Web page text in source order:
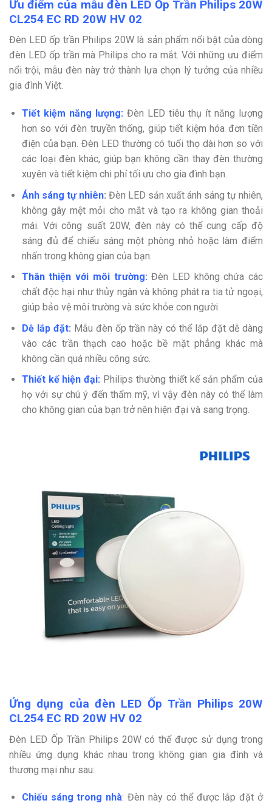
Ưu điểm của mẫu đèn LED Ốp Trần Philips 20W
CL254 EC RD 20W HV 02
Đèn LED ốp trần Philips 20W là sản phẩm nổi bật của dòng
đèn LED ốp trần mà Philips cho ra mắt. Với những ưu điểm
nổi trội, mẫu đèn này trở thành lựa chọn lý tưởng của nhiều
gia đình Việt.
Tiết kiệm năng lượng:Đèn LED tiêu thụ ít năng lượng
hơn so với đèn truyền thống, giúp tiết kiệm hóa đơn tiền
điện của bạn. Đèn LED thường có tuổi thọ dài hơn so với
các loại đèn khác, giúp bạn không cần thay đèn thường
xuyên và tiết kiệm chi phí tối ưu cho gia đình bạn.
Ánh sáng tự nhiên: Đèn LED sản xuất ánh sáng tự nhiên,
không gây mệt mỏi cho mắt và tạo ra không gian thoải
mái. Với công suất 20W, đèn này có thể cung cấp độ
sáng đủ để chiếu sáng một phòng nhỏ hoặc làm điểm
nhấn trong không gian của bạn.
Thân thiện với môi trường: Đèn LED không chứa các
chất độc hại như thủy ngân và không phát ra tia tử ngoại,
giúp bảo vệ môi trường và sức khỏe con người.
Dễ lắp đặt:Mẫu đèn ốp trần này có thể lắp đặt dễ dàng
vào các trần thạch cao hoặc bề mặt phẳng khác mà
không cần quá nhiều công sức.
Thiết kế hiện đại: Philips thường thiết kế sản phẩm của
họ với sự chú ý đến thẩm mỹ, vì vậy đèn này có thể làm
cho không gian của bạn trở nên hiện đại và sang trọng.
Ứng dụng của đèn LED Ốp Trần Philips 20W
CL254 EC RD 20W HV 02
Đèn LED Ốp Trần Philips 20W có thể được sử dụng trong
nhiều ứng dụng khác nhau trong không gian gia đình và
thương mại như sau:
Chiếu sáng trong nhà:Đèn này có thể được lắp đặt ở